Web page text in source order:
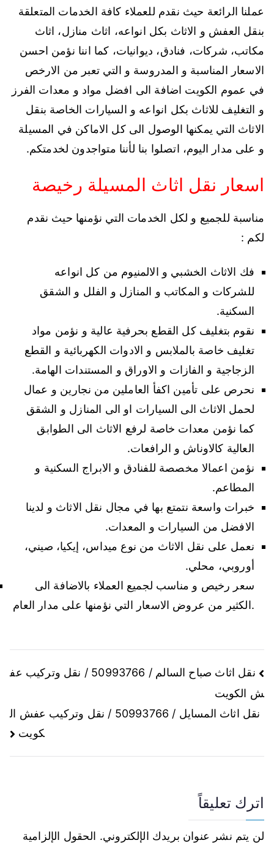
عملنا الرائعة حيث نقدم للعملاء كافة الخدمات المتعلقة
بنقل العفش و الاثاث بكل انواعه، اثاث منازل، اثاث
مكاتب، شركات، فنادق، ديوانيات، كما اننا نؤمن احسن
الاسعار المناسبة و المدروسة و التي تعبر من الارخص
في عموم الكويت اضافة الى افضل مواد و معدات الفرز
و التغليف للاثاث بكل انواعه و السيارات الخاصة بنقل
الاثاث التي يمكنها الوصول الى كل الاماكن في المسيلة
و على مدار اليوم، اتصلوا بنا لأننا متواجدون لخدمتكم.
اسعار نقل اثاث المسيلة رخيصة
مناسبة للجميع و لكل الخدمات التي نؤمنها حيث نقدم
لكم :
فك الاثاث الخشبي و الالمنيوم من كل انواعه
للشركات و المكاتب و المنازل و الفلل و الشقق
السكنية.
نقوم بتغليف كل القطع بحرفية عالية و نؤمن مواد
تغليف خاصة بالملابس و الادوات الكهربائية و القطع
الزجاجية و الفازات و الاوراق و المستندات الهامة.
نحرص على تأمين اكفأ العاملين من نجارين و عمال
لحمل الاثاث الى السيارات او الى المنازل و الشقق
كما نؤمن معدات خاصة لرفع الاثاث الى الطوابق
العالية كالاوناش و الرافعات.
نؤمن اعمالا مخصصة للفنادق و الابراج السكنية و
المطاعم.
خبرات واسعة نتمتع بها في مجال نقل الاثاث و لدينا
الافضل من السيارات و المعدات.
نعمل على نقل الاثاث من نوع ميداس، إيكيا، صيني،
أوروبي، محلي.
سعر رخيص و مناسب لجميع العملاء بالاضافة الى
الكثير من عروض الاسعار التي نؤمنها على مدار العام.
نقل اثاث صباح السالم / 50993766 / نقل وتركيب عف
ش الكويت
نقل اثاث المسايل / 50993766 / نقل وتركيب عفش ال
كويت
اترك تعليقاً
لن يتم نشر عنوان بريدك الإلكتروني. الحقول الإلزامية